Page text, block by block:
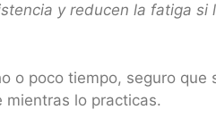
y reducen la fatiga
o poco tiempo, seguro que
lo practicas.